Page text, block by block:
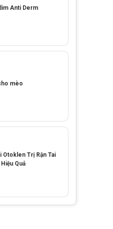
Anti Derm
mèo
Otoklen Trị Rận Tai
Quả